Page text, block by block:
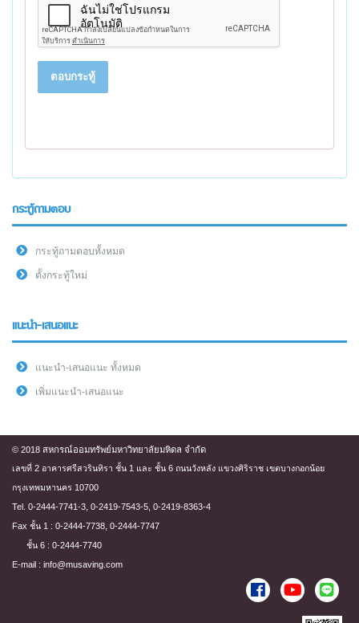
ตอบกระทู้
กระทู้ถามตอบ
กระทู้ถามตอบทั้งหมด
ตั้งกระทู้ใหม่
แนะนำ-เสนอแนะ
แนะนำ-เสนอแนะ ทั้งหมด
เพิ่มแนะนำ-เสนอแนะ
© 2018 สหกรณ์ออมทรัพย์มหาวิทยาลัยมหิดล จำกัด
เลขที่ 2 อาคารศรีสวรินทิรา ชั้น 1 และ ชั้น 6 ถนนวังหลัง แขวงศิริราช เขตบางกอกน้อย
กรุงเทพมหานคร 10700
Tel. 0-2444-7741-3, 0-2419-7543-5, 0-2419-8363-4
Fax ชั้น 1 : 0-2444-7738, 0-2444-7747
ชั้น 6 : 0-2444-7740
E-mail : info@musaving.com